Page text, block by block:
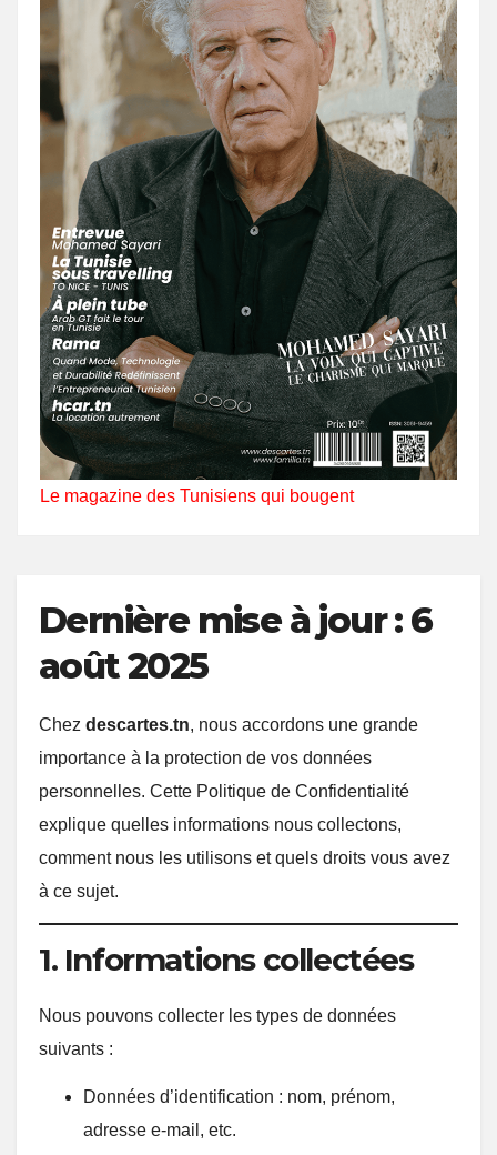
Le magazine des Tunisiens qui bougent
Dernière mise à jour : 6
août 2025
Chez descartes.tn, nous accordons une grande
importance à la protection de vos données
personnelles. Cette Politique de Confidentialité
explique quelles informations nous collectons,
comment nous les utilisons et quels droits vous avez
à ce sujet.
1. Informations collectées
Nous pouvons collecter les types de données
suivants :
Données d’identification : nom, prénom,
adresse e-mail, etc.